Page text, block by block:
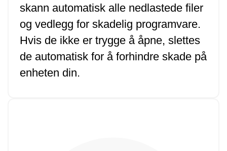
skann automatisk alle nedlastede filer
og vedlegg for skadelig programvare.
Hvis de ikke er trygge å åpne, slettes
de automatisk for å forhindre skade på
enheten din.